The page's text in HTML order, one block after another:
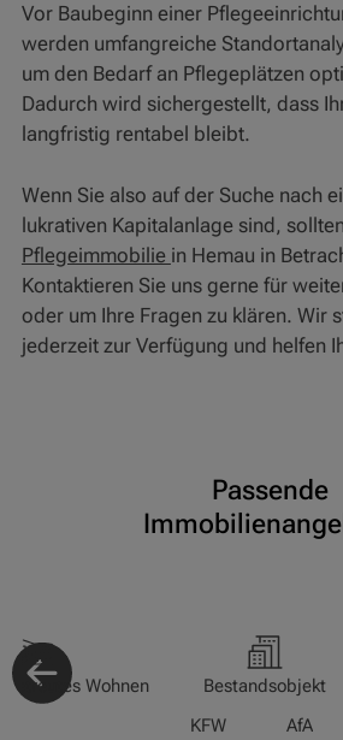
Vor Baubeginn einer
werden umfangreiche
um den Bedarf an Pflegeplätzen
Dadurch wird sichergestellt, dass
langfristig rentabel bleibt.
Wenn Sie also auf der Suche nach
lukrativen Kapitalanlage sind,
Pflegeimmobilie in Hemau in
Kontaktieren Sie uns gerne für
oder um Ihre Fragen zu klären. Wir
jederzeit zur Verfügung und helfen
Passende
Wohnen Bestandsobjekt
KFW
AfA